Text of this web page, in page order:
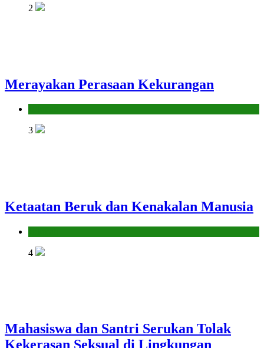
2
Merayakan Perasaan Kekurangan
3
Ketaatan Beruk dan Kenakalan Manusia
4
Mahasiswa dan Santri Serukan Tolak
Kekerasan Seksual di Lingkungan